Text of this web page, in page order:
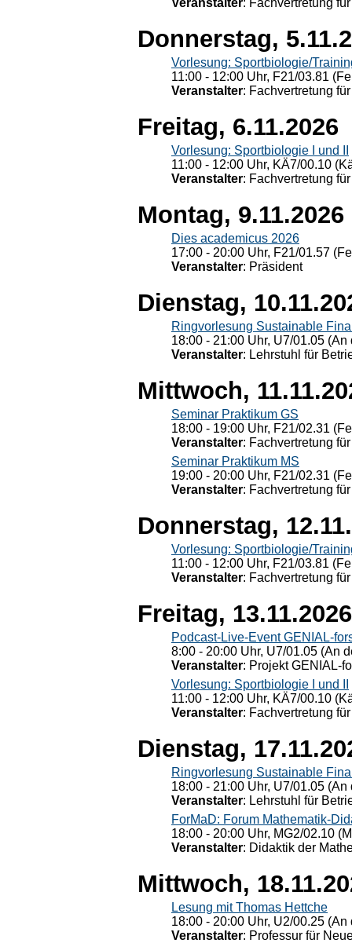
Veranstalter: Fachvertretung
Donnerstag,
Vorlesung: Sportbiologie/
11:00 - 12:00 Uhr, F21/03.81
Veranstalter: Fachvertretung
Freitag, 6.11.2026
Vorlesung: Sportbiologie I und II
11:00 - 12:00 Uhr, KÄ7/00.10
Veranstalter: Fachvertretung
Montag, 9.11.2026
Dies academicus 2026
17:00 - 20:00 Uhr, F21/01.57
Veranstalter: Präsident
Dienstag,
Ringvorlesung Sustainable
18:00 - 21:00 Uhr, U7/01.05
Veranstalter: Lehrstuhl für
Mittwoch,
Seminar Praktikum GS
18:00 - 19:00 Uhr, F21/02.31
Veranstalter: Fachvertretung
Seminar Praktikum MS
19:00 - 20:00 Uhr, F21/02.31
Veranstalter: Fachvertretung
Donnerstag,
Vorlesung: Sportbiologie/
11:00 - 12:00 Uhr, F21/03.81
Veranstalter: Fachvertretung
Freitag, 13.11.2026
Podcast-Live-Event GENIAL-
8:00 - 20:00 Uhr, U7/01.05 (An
Veranstalter: Projekt GENIAL-
Vorlesung: Sportbiologie I und II
11:00 - 12:00 Uhr, KÄ7/00.10
Veranstalter: Fachvertretung
Dienstag,
Ringvorlesung Sustainable
18:00 - 21:00 Uhr, U7/01.05
Veranstalter: Lehrstuhl für
ForMaD: Forum Mathematik-
18:00 - 20:00 Uhr, MG2/02.10
Veranstalter: Didaktik der
Mittwoch,
Lesung mit Thomas Hettche
18:00 - 20:00 Uhr, U2/00.25
Veranstalter: Professur für